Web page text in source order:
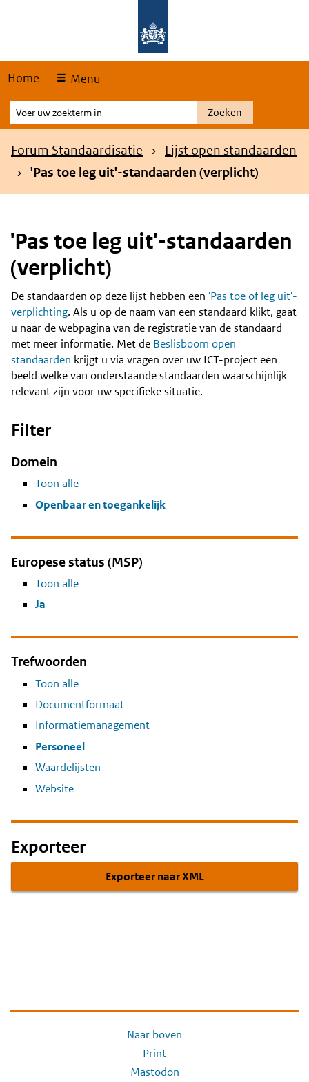
Home Menu
Voer
uw
zoekterm
Zoeken
Kruimelpad
Forum Standaardisatie
Lijst open standaarden
'Pas toe leg uit'-standaarden (verplicht)
'Pas toe leg uit'-standaarden
(verplicht)
Content
De standaarden op deze lijst hebben een 'Pas toe of leg uit'-
verplichting. Als u op de naam van een standaard klikt, gaat
u naar de webpagina van de registratie van de standaard
met meer informatie. Met de Beslisboom open
standaarden krijgt u via vragen over uw ICT-project een
beeld welke van onderstaande standaarden waarschijnlijk
relevant zijn voor uw specifieke situatie.
Filter
Domein
Toon alle
Openbaar en toegankelijk
Europese status (MSP)
Toon alle
Ja
Trefwoorden
Toon alle
Documentformaat
Informatiemanagement
Personeel
Waardelijsten
Website
Exporteer
Exporteer naar XML
Naar boven
Print
Mastodon